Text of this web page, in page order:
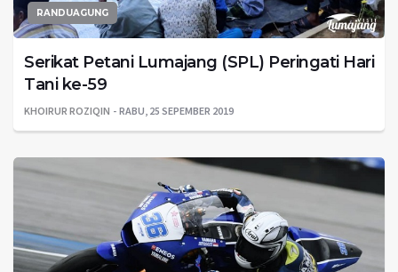
RANDUAGUNG
Serikat Petani Lumajang (SPL) Peringati Hari
Tani ke-59
KHOIRUR ROZIQIN RABU, 25 SEPEMBER 2019